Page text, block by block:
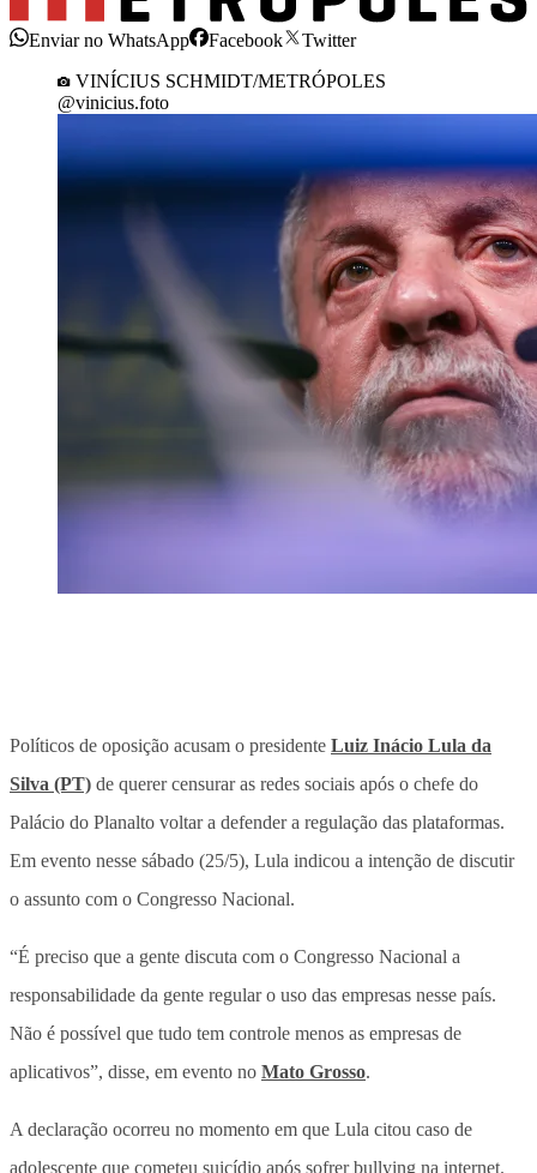
Enviar no WhatsApp Facebook
Twitter
VINÍCIUS SCHMIDT/METRÓPOLES
@vinicius.foto
Políticos de oposição acusam o presidente Luiz Inácio Lula da
Silva (PT) de querer censurar as redes sociais após o chefe do
Palácio do Planalto voltar a defender a regulação das plataformas.
Em evento nesse sábado (25/5), Lula indicou a intenção de discutir
o assunto com o Congresso Nacional.
“É preciso que a gente discuta com o Congresso Nacional a
responsabilidade da gente regular o uso das empresas nesse país.
Não é possível que tudo tem controle menos as empresas de
aplicativos”, disse, em evento no Mato Grosso.
A declaração ocorreu no momento em que Lula citou caso de
adolescente que cometeu suicídio após sofrer bullying na internet.